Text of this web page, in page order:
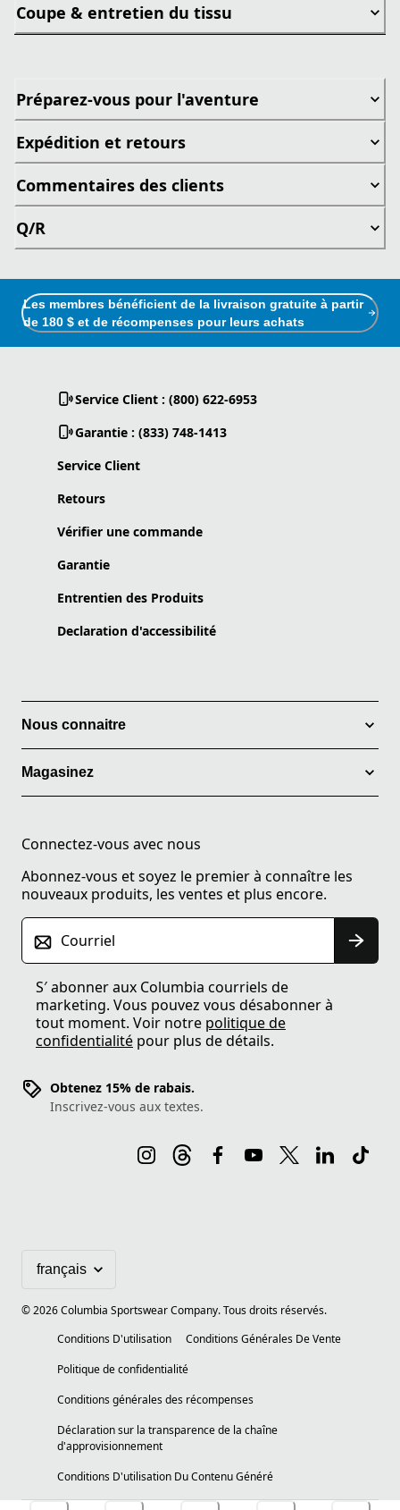
Coupe & entretien du tissu
Préparez-vous pour l'aventure
Expédition et retours
Commentaires des clients
Q/R
Les membres bénéficient de la livraison gratuite à partir
de 180 $ et de récompenses pour leurs achats
Service Client : (800) 622-6953
Garantie : (833) 748-1413
Service Client
Retours
Vérifier une commande
Garantie
Entrentien des Produits
Declaration d'accessibilité
Nous connaitre
Magasinez
Connectez-vous avec nous
Abonnez-vous et soyez le premier à connaître les
nouveaux produits, les ventes et plus encore.
Courriel
S′ abonner aux Columbia courriels de
marketing. Vous pouvez vous désabonner à
tout moment. Voir notre politique de
confidentialité pour plus de détails.
Obtenez 15% de rabais.
Inscrivez-vous aux textes.
©2026Columbia Sportswear Company. Tous droits réservés.
Conditions D'utilisation
Conditions Générales De Vente
Politique de confidentialité
Conditions générales des récompenses
Déclaration sur la transparence de la chaîne
d'approvisionnement
Conditions D'utilisation Du Contenu Généré